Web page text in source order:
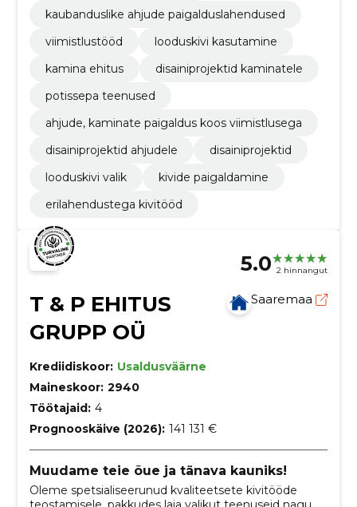
kaubanduslike ahjude paigalduslahendused
viimistlustööd
looduskivi kasutamine
kamina ehitus
disainiprojektid kaminatele
potissepa teenused
ahjude, kaminate paigaldus koos viimistlusega
disainiprojektid ahjudele
disainiprojektid
looduskivi valik
kivide paigaldamine
erilahendustega kivitööd
5.0 2 hinnangut
T & P EHITUS
GRUPP OÜ
Saaremaa
Krediidiskoor: Usaldusväärne
Maineskoor: 2940
Töötajaid: 4
Prognooskäive (2026): 141 131 €
Muudame teie õue ja tänava kauniks!
Oleme spetsialiseerunud kvaliteetsete kivitööde